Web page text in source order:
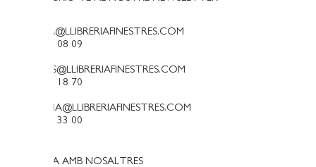
LLIBRERIA@LLIBRERIAFINESTRES.COM
T. 93 384 08 09
PALAMOS@LLIBRERIAFINESTRES.COM
T. 97 213 18 70
PALESTINA@LLIBRERIAFINESTRES.COM
T. 93 090 33 00
TREBALLA AMB NOSALTRES